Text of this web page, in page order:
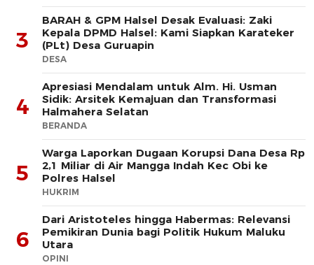
3
BARAH & GPM Halsel Desak Evaluasi: Zaki
Kepala DPMD Halsel: Kami Siapkan Karateker
(PLt) Desa Guruapin
DESA
4
Apresiasi Mendalam untuk Alm. Hi. Usman
Sidik: Arsitek Kemajuan dan Transformasi
Halmahera Selatan
BERANDA
5
Warga Laporkan Dugaan Korupsi Dana Desa Rp
2,1 Miliar di Air Mangga Indah Kec Obi ke
Polres Halsel
HUKRIM
6
Dari Aristoteles hingga Habermas: Relevansi
Pemikiran Dunia bagi Politik Hukum Maluku
Utara
OPINI